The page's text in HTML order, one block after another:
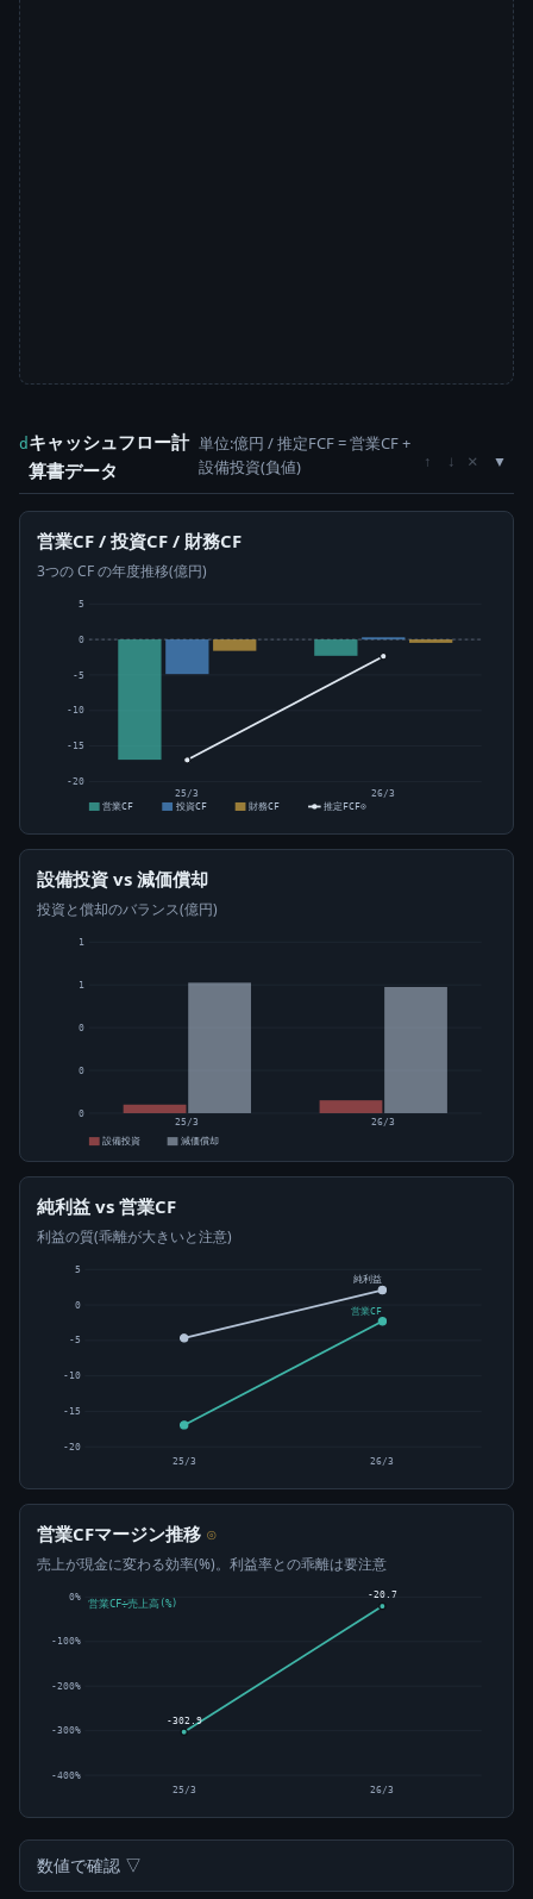
d キャッシュフロー計
算書データ
単位:億円 / 推定FCF = 営業CF +
設備投資(負値)
↑ ↓ ×
営業CF / 投資CF / 財務CF
3つの CF の年度推移(億円)
-20
-15
-10
-5
0
5
25/3
26/3
営業CF
投資CF 財務CF 推定FCF⊙
設備投資 vs 減価償却
投資と償却のバランス(億円)
0
0
0
1
1
25/3
26/3
設備投資
減価償却
純利益 vs 営業CF
利益の質(乖離が大きいと注意)
-20
-15
-10
-5
0
5
営業CF
純利益
25/3 26/3
営業CFマージン推移 ⊙
売上が現金に変わる効率(%)。利益率との乖離は要注意
-400%
-300%
-200%
-100%
0%
-302.9
25/3
-20.7
26/3
営業CF÷売上高(%)
数値で確認 ▽